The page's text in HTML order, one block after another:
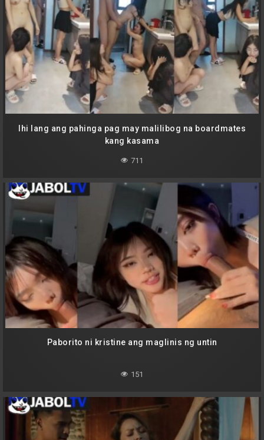
Ihi lang ang pahinga pag may malilibog na boardmates
kang kasama
711
Paborito ni kristine ang maglinis ng untin
151